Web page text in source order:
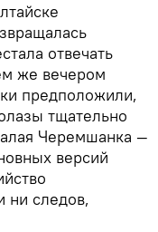
отвечать
же вечером
предположили,
тщательно
Черемшанка —
версий
ни следов,